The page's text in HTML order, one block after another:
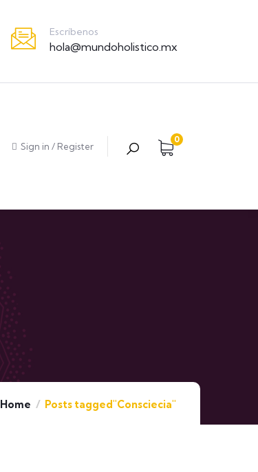
Escríbenos
hola@mundoholistico.mx
Sign in / Register
0
Home Posts tagged"Consciecia"